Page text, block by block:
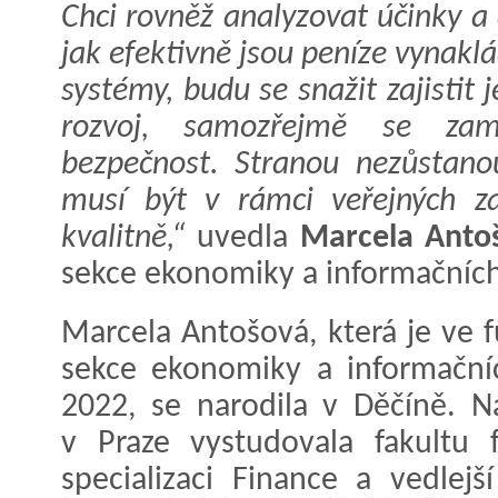
Chci rovněž analyzovat účinky
jak efektivně jsou peníze
systémy, budu se snažit zajistit
rozvoj, samozřejmě se
bezpečnost. Stranou
musí být v rámci veřejných
kvalitně,“ uvedla Marcela
sekce ekonomiky a
Marcela Antošová, která je ve
sekce ekonomiky a
2022, se narodila v Děčíně.
v Praze vystudovala fakultu
specializaci Finance a